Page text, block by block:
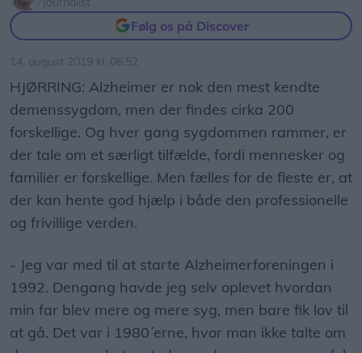
Følg os på Discover
14. august 2019 kl. 06.52
HJØRRING: Alzheimer er nok den mest kendte
demenssygdom, men der findes cirka 200
forskellige. Og hver gang sygdommen rammer, er
der tale om et særligt tilfælde, fordi mennesker og
familier er forskellige. Men fælles for de fleste er, at
der kan hente god hjælp i både den professionelle
og frivillige verden.
- Jeg var med til at starte Alzheimerforeningen i
1992. Dengang havde jeg selv oplevet hvordan
min far blev mere og mere syg, men bare fik lov til
at gå. Det var i 1980´erne, hvor man ikke talte om